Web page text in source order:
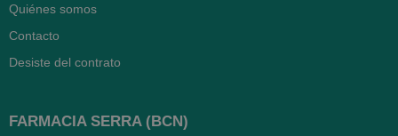
Quiénes somos
Contacto
Desiste del contrato
FARMACIA SERRA (BCN)